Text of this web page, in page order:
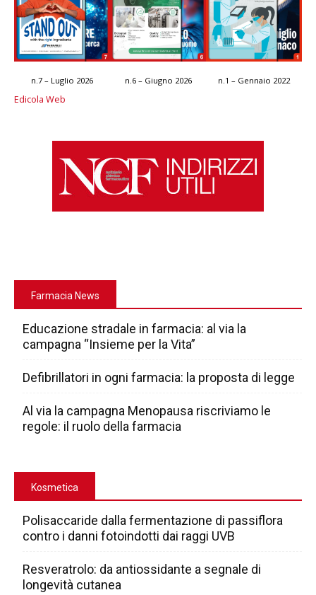
n.7 – Luglio 2026 n.6 – Giugno 2026 n.1 – Gennaio 2022
Edicola Web
Farmacia News
Educazione stradale in farmacia: al via la
campagna “Insieme per la Vita”
Defibrillatori in ogni farmacia: la proposta di legge
Al via la campagna Menopausa riscriviamo le
regole: il ruolo della farmacia
Kosmetica
Polisaccaride dalla fermentazione di passiflora
contro i danni fotoindotti dai raggi UVB
Resveratrolo: da antiossidante a segnale di
longevità cutanea